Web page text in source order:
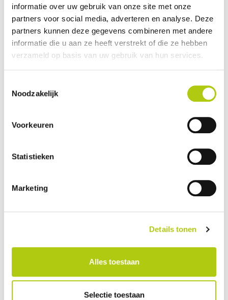
informatie over uw gebruik van onze site met onze
partners voor social media, adverteren en analyse. Deze
partners kunnen deze gegevens combineren met andere
informatie die u aan ze heeft verstrekt of die ze hebben
verzameld op basis van uw gebruik van hun services.
Noodzakelijk
Voorkeuren
Statistieken
Marketing
Details tonen
Alles toestaan
Selectie toestaan
Plus- en minpunten
Wat vind je van de scooter?
Je gegevens
Aanspreektitel *